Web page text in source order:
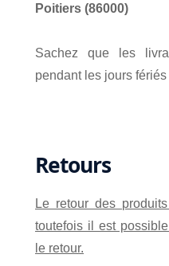
Poitiers (86000)
Sachez que les
pendant les jours
Retours
Le retour des
toutefois il est
le retour.